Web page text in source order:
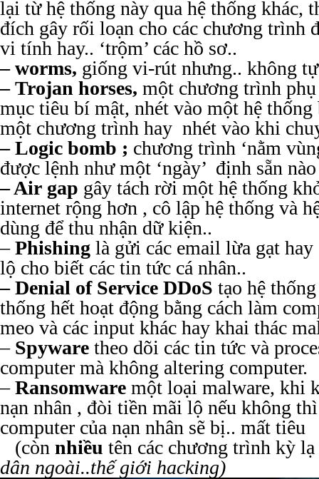
lại từ hệ thống này qua hệ thống khác,
đích gây rối loạn cho các chương trình
vi tính hay.. ‘trộm’ các hồ sơ..
– worms, giống vi-rút nhưng.. không
– Trojan horses, một chương trình
mục tiêu bí mật, nhét vào một hệ thống
một chương trình hay nhét vào khi
– Logic bomb ; chương trình ‘nằm
được lệnh như một ‘ngày’ định sẵn
– Air gap gây tách rời một hệ thống
internet rộng hơn , cô lập hệ thống và
dùng để thu nhận dữ kiện..
–Phishing là gửi các email lừa gạt
lộ cho biết các tin tức cá nhân..
– Denial of Service DDoS tạo hệ
thống hết hoạt động bằng cách làm
meo và các input khác hay khai thác
– Spyware theo dõi các tin tức và
computer mà không altering computer.
–Ransomware một loại malware, khi
nạn nhân , đòi tiền mãi lộ nếu không
computer của nạn nhân sẽ bị.. mất tiêu
(còn nhiều tên các chương trình kỳ
dân ngoài..thế giới hacking)